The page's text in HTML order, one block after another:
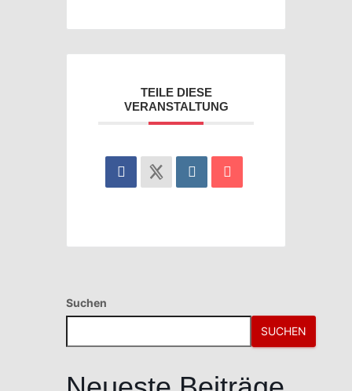
TEILE DIESE
VERANSTALTUNG
Suchen
SUCHEN